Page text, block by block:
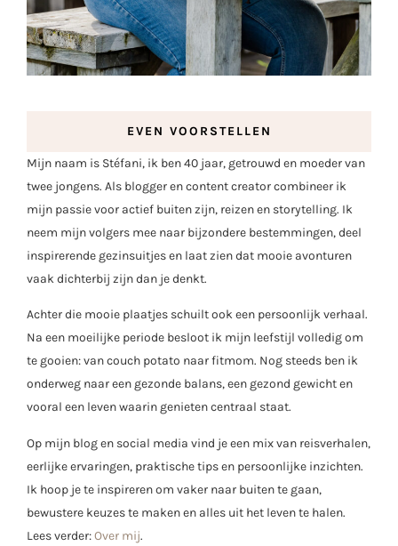
EVEN VOORSTELLEN
Mijn naam is Stéfani, ik ben 40 jaar, getrouwd en moeder van
twee jongens. Als blogger en content creator combineer ik
mijn passie voor actief buiten zijn, reizen en storytelling. Ik
neem mijn volgers mee naar bijzondere bestemmingen, deel
inspirerende gezinsuitjes en laat zien dat mooie avonturen
vaak dichterbij zijn dan je denkt.
Achter die mooie plaatjes schuilt ook een persoonlijk verhaal.
Na een moeilijke periode besloot ik mijn leefstijl volledig om
te gooien: van couch potato naar fitmom. Nog steeds ben ik
onderweg naar een gezonde balans, een gezond gewicht en
vooral een leven waarin genieten centraal staat.
Op mijn blog en social media vind je een mix van reisverhalen,
eerlijke ervaringen, praktische tips en persoonlijke inzichten.
Ik hoop je te inspireren om vaker naar buiten te gaan,
bewustere keuzes te maken en alles uit het leven te halen.
Lees verder:Over mij.